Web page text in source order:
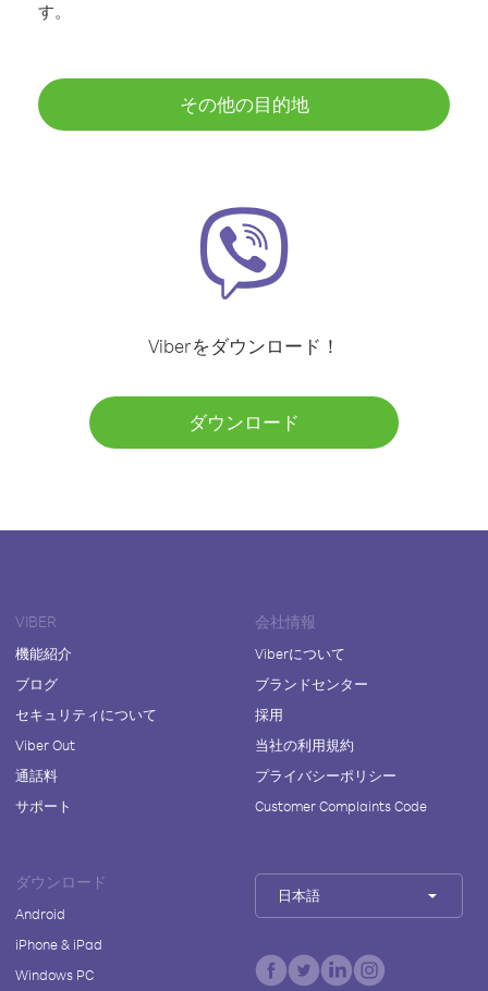
す。
その他の目的地
Viberをダウンロード！
ダウンロード
VIBER
機能紹介
ブログ
セキュリティについて
Viber Out
通話料
サポート
会社情報
Viberについて
ブランドセンター
採用
当社の利用規約
プライバシーポリシー
Customer Complaints Code
ダウンロード
Android
iPhone & iPad
Windows PC
日本語